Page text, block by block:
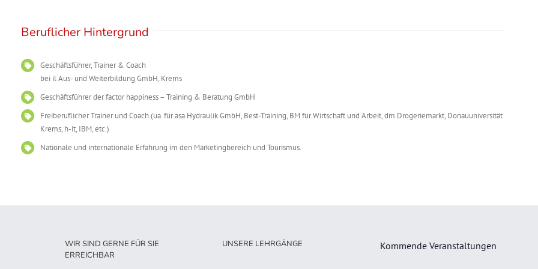
Beruflicher Hintergrund
Geschäftsführer, Trainer & Coach
bei il Aus- und Weiterbildung GmbH, Krems
Geschäftsführer der factor happiness – Training & Beratung GmbH
Freiberuflicher Trainer und Coach (ua. für asa Hydraulik GmbH, Best-Training, BM für Wirtschaft und Arbeit, dm Drogeriemarkt, Donauuniversität
Krems, h-it, IBM, etc.)
Nationale und internationale Erfahrung im den Marketingbereich und Tourismus.
WIR SIND GERNE FÜR SIE
ERREICHBAR
UNSERE LEHRGÄNGE Kommende Veranstaltungen